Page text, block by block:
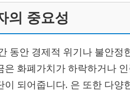
의 중요성
동안 경제적 위기나 불안정
은 화폐가치가 하락하거나
이 되어줍니다. 은 또한 다